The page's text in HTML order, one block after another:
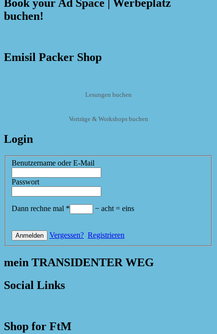
Book your Ad Space | Werbeplatz
buchen!
Emisil Packer Shop
Lesungen buchen
Vorträge & Workshops buchen
Login
Benutzername oder E-Mail
Passwort
Dann rechne mal * − acht= eins
Vergessen? Registrieren
mein TRANSIDENTER WEG
Social Links
Shop for FtM